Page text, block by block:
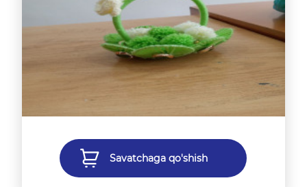
Savatchaga qo'shish